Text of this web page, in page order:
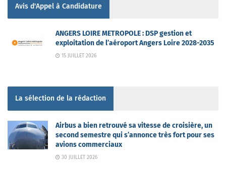
Avis d'Appel à Candidature
ANGERS LOIRE METROPOLE : DSP gestion et
exploitation de l’aéroport Angers Loire 2028-2035
15 JUILLET 2026
La sélection de la rédaction
Airbus a bien retrouvé sa vitesse de croisière, un
second semestre qui s’annonce très fort pour ses
avions commerciaux
30 JUILLET 2026